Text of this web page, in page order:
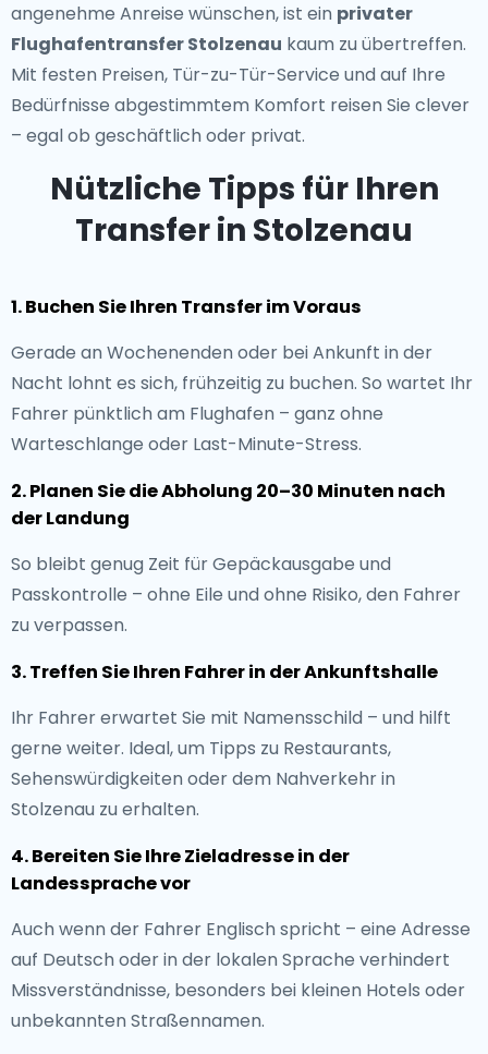
angenehme Anreise wünschen, ist ein privater
Flughafentransfer Stolzenau kaum zu übertreffen.
Mit festen Preisen, Tür-zu-Tür-Service und auf Ihre
Bedürfnisse abgestimmtem Komfort reisen Sie clever
– egal ob geschäftlich oder privat.
Nützliche Tipps für Ihren
Transfer in Stolzenau
1. Buchen Sie Ihren Transfer im Voraus
Gerade an Wochenenden oder bei Ankunft in der
Nacht lohnt es sich, frühzeitig zu buchen. So wartet Ihr
Fahrer pünktlich am Flughafen – ganz ohne
Warteschlange oder Last-Minute-Stress.
2. Planen Sie die Abholung 20–30 Minuten nach
der Landung
So bleibt genug Zeit für Gepäckausgabe und
Passkontrolle – ohne Eile und ohne Risiko, den Fahrer
zu verpassen.
3. Treffen Sie Ihren Fahrer in der Ankunftshalle
Ihr Fahrer erwartet Sie mit Namensschild – und hilft
gerne weiter. Ideal, um Tipps zu Restaurants,
Sehenswürdigkeiten oder dem Nahverkehr in
Stolzenau zu erhalten.
4. Bereiten Sie Ihre Zieladresse in der
Landessprache vor
Auch wenn der Fahrer Englisch spricht – eine Adresse
auf Deutsch oder in der lokalen Sprache verhindert
Missverständnisse, besonders bei kleinen Hotels oder
unbekannten Straßennamen.